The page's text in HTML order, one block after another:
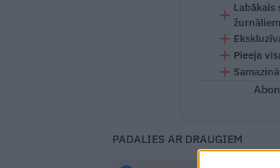
žurnāliem
Pieeja
PADALIES AR DRAUGIEM